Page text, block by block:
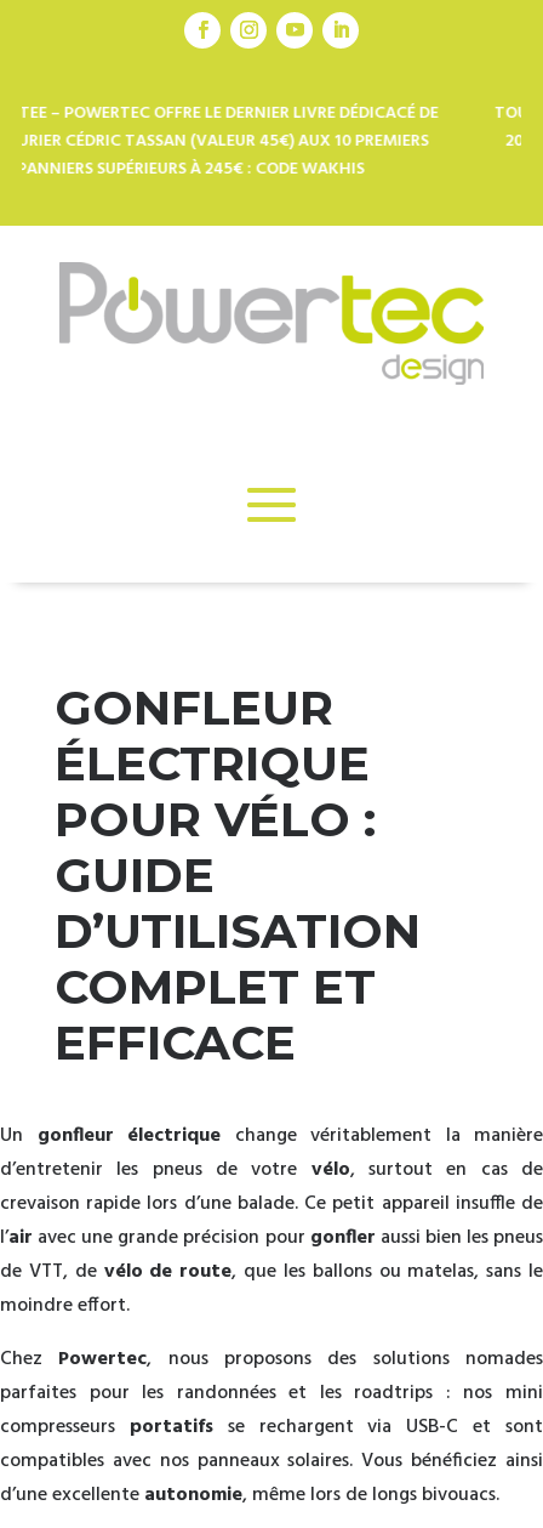
LIVRE DÉDICACÉ DE
45€) AUX 10 PREMIERS
: CODE WAKHIS
TOUT L’UNIVERS USB-C POUR LES
2008 : CHARGEURS SOLAIRES,
GÉNÉRATEURS, GONFLEURS
GONFLEUR
ÉLECTRIQUE
POUR VÉLO :
GUIDE
D’UTILISATION
COMPLET ET
EFFICACE
Un gonfleur électrique change véritablement la manière
d’entretenir les pneus de votre vélo, surtout en cas de
crevaison rapide lors d’une balade. Ce petit appareil insuffle de
l’air avec une grande précision pour gonfler aussi bien les pneus
de VTT, de vélo de route, que les ballons ou matelas, sans le
moindre effort.
Chez Powertec, nous proposons des solutions nomades
parfaites pour les randonnées et les roadtrips : nos mini
compresseurs portatifsse rechargent via USB-C et sont
compatibles avec nos panneaux solaires. Vous bénéficiez ainsi
d’une excellenteautonomie, même lors de longs bivouacs.